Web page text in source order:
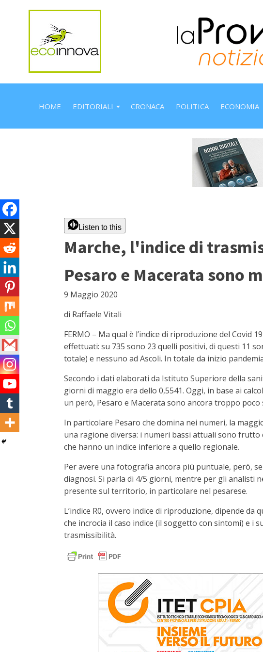
HOME EDITORIALI CRONACA POLITICA ECONOMIA
Listen to this
Marche, l'indice di
Pesaro e Macerata sono
9 Maggio 2020
di Raffaele Vitali
FERMO – Ma qual è l’indice di riproduzione del Covid
effettuati: su 735 sono 23 quelli positivi, di questi 11
totale) e nessuno ad Ascoli. In totale da inizio
Secondo i dati elaborati da Istituto Superiore della
giorni di maggio era dello 0,5541. Oggi, in base ai
un però, Pesaro e Macerata sono ancora troppo poco
In particolare Pesaro che domina nei numeri, la
una ragione diversa: i numeri bassi attuali sono
che hanno un indice inferiore a quello regionale.
Per avere una fotografia ancora più puntuale, però,
diagnosi. Si parla di 4/5 giorni, mentre per gli analisti
presente sul territorio, in particolare nel pesarese.
L’indice R0, ovvero indice di riproduzione, dipende
che incrocia il caso indice (il soggetto con sintomi) e i
trasmissibilità.